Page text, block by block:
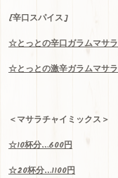
[辛口スパイス]
☆とっとの辛口ガラムマサラ
☆とっとの激辛ガラムマサラ
＜マサラチャイミックス＞
☆10杯分…600円
☆20杯分…1100円